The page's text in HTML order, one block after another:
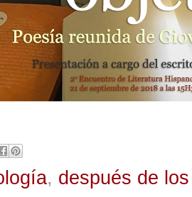
, después de